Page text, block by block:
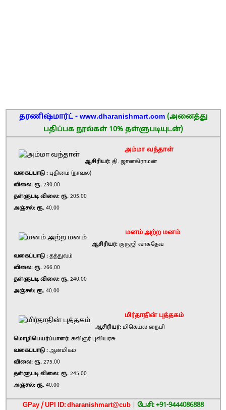
தரணிஷ்மார்ட் - www.dharanishmart.com (அனைத்து
பதிப்பக நூல்கள் 10% தள்ளுபடியுடன்)
அம்மா வந்தாள்
ஆசிரியர்: தி. ஜானகிராமன்
வகைப்பாடு : புதினம் (நாவல்)
விலை: ரூ. 230.00
தள்ளுபடி விலை: ரூ. 205.00
அஞ்சல்: ரூ. 40.00
மனம் அற்ற மனம்
ஆசிரியர்: குருஜி வாசுதேவ்
வகைப்பாடு : தத்துவம்
விலை: ரூ. 266.00
தள்ளுபடி விலை: ரூ. 240.00
அஞ்சல்: ரூ. 40.00
மிர்தாதின் புத்தகம்
ஆசிரியர்: மிகெய்ல் நைமி
மொழிபெயர்ப்பாளர்: கவிஞர் புவியரசு
வகைப்பாடு : ஆன்மிகம்
விலை: ரூ. 275.00
தள்ளுபடி விலை: ரூ. 245.00
அஞ்சல்: ரூ. 40.00
GPay / UPI ID: dharanishmart@cub பேசி: +91-9444086888